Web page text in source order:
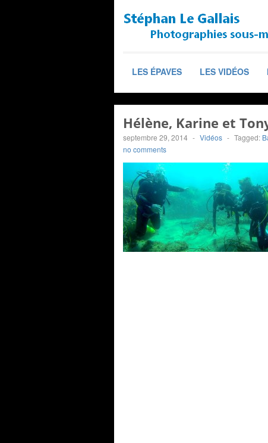
LES ÉPAVES LES VIDÉOS
Hélène, Karine et
septembre 29, 2014 - Vidéos - Tagged:
no comments